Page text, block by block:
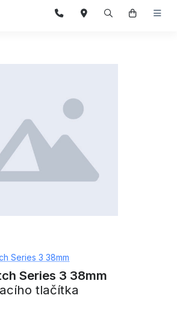
Series 3 38mm
Series 3 38mm
tlačítka